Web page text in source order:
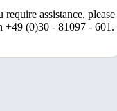
assistance, please
+49 (0)30 - 81097 - 601.